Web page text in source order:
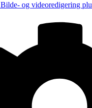
Bilde- og videoredigering